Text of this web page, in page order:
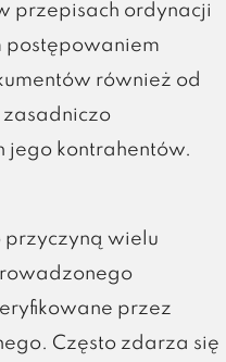
przepisach ordynacji
postępowaniem
również od
jego kontrahentów.
wielu
przez
Często zdarza się